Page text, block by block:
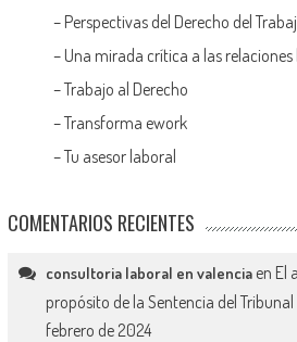
– Perspectivas del Derecho del
– Una mirada crítica a las
–Trabajo al Derecho
–Transforma ework
–Tu asesor laboral
COMENTARIOS RECIENTES
consultoria laboral en valenciaen El
propósito de la Sentencia del
febrero de 2024